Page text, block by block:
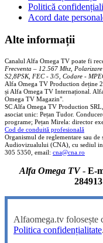
Politică
Acord date
Alte informații
Canalul Alfa Omega TV poate fi
Frecventa – 12.567 Mhz, Polarizare
S2,8PSK, FEC - 3/5, Codare -
Alfa Omega TV Production deține
și Alfa Omega TV Internațional.
Omega TV Magazin".
SC Alfa Omega TV Production
asociat unic: Pețan Tudor.
programe; Pețan Mirela: director
Cod de conduită profesională
Organismul de reglementare sau
Audiovizualului (CNA), cu sediul
305 5350, email: cna@cna.ro
Alfa Omega TV- E-
284913
Alfaomega.tv folosește
Politica confidențialitate.